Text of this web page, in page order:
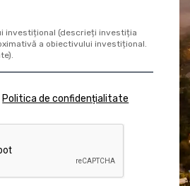
Politica de confidențialitate